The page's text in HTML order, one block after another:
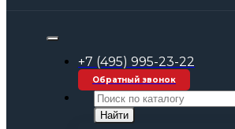
+7 (495) 995-23-22
Обратный звонок
Найти
Комплексные решения и
ТН-СТЕНА Акустик